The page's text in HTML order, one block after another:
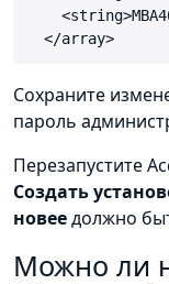
  </array>
Сохраните
пароль
Перезапустите
Создать
новеедолжно
Можно ли